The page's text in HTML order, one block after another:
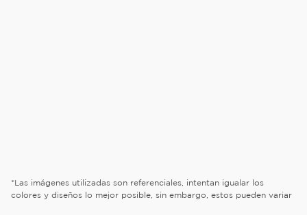
*Las imágenes utilizadas son referenciales, intentan igualar los
colores y diseños lo mejor posible, sin embargo, estos pueden variar